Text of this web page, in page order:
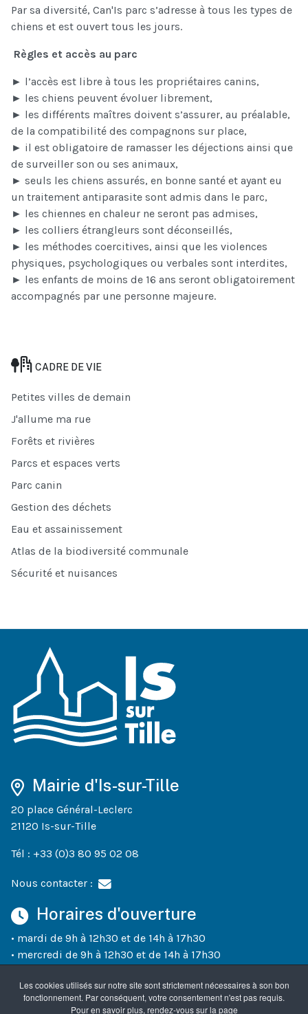
Par sa diversité, Can'Is parc s’adresse à tous les types de
chiens et est ouvert tous les jours.
Règles et accès au parc
► l’accès est libre à tous les propriétaires canins,
► les chiens peuvent évoluer librement,
► les différents maîtres doivent s’assurer, au préalable,
de la compatibilité des compagnons sur place,
► il est obligatoire de ramasser les déjections ainsi que
de surveiller son ou ses animaux,
► seuls les chiens assurés, en bonne santé et ayant eu
un traitement antiparasite sont admis dans le parc,
► les chiennes en chaleur ne seront pas admises,
► les colliers étrangleurs sont déconseillés,
► les méthodes coercitives, ainsi que les violences
physiques, psychologiques ou verbales sont interdites,
► les enfants de moins de 16 ans seront obligatoirement
accompagnés par une personne majeure.
CADRE DE VIE
Petites villes de demain
J'allume ma rue
Forêts et rivières
Parcs et espaces verts
Parc canin
Gestion des déchets
Eau et assainissement
Atlas de la biodiversité communale
Sécurité et nuisances
Mairie d'Is-sur-Tille
20 place Général-Leclerc
21120 Is-sur-Tille
Tél : +33 (0)3 80 95 02 08
Nous contacter :
Horaires d'ouverture
• mardi de 9h à 12h30 et de 14h à 17h30
• mercredi de 9h à 12h30 et de 14h à 17h30
• vendredi de 9h à 12h30 et de 14h à 17h30
• un samedi sur deux (semaines paires) de 10h à 12h
Les cookies utilisés sur notre site sont strictement nécessaires à son bon
fonctionnement. Par conséquent, votre consentement n'est pas requis.
Pour en savoir plus, rendez-vous sur la page